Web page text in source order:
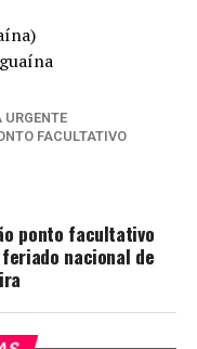
FACULTATIVO
ponto facultativo
nacional de